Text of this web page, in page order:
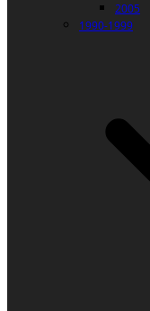
2005
1990-1999